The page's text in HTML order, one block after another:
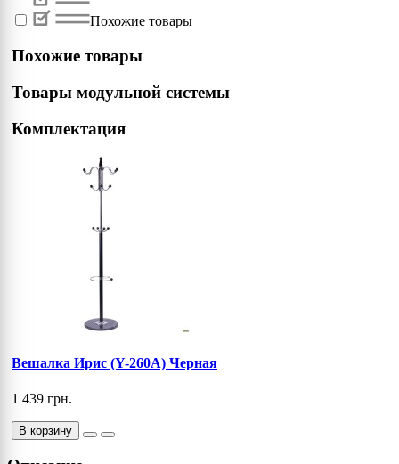
Похожие товары
Похожие товары
Товары модульной системы
Комплектация
Вешалка Ирис (Y-260А) Черная
1 439 грн.
В корзину